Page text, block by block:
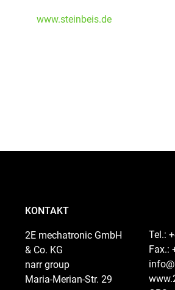
www.steinbeis.de
KONTAKT
2E mechatronic GmbH
& Co. KG
narr group
Maria-Merian-Str. 29
Tel.:
Fax.: